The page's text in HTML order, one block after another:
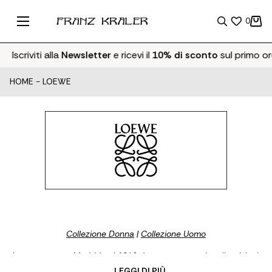
0
allaNewslettere ricevi il10% di scontosul primo
HOME - LOEWE
Collezione Donna |Collezione Uomo
Loewe nasce a Madrid nel 1846 da una cooperativa di artigiani.
Oggi uno dei nomi più conosciuti nel mondo della moda grazie